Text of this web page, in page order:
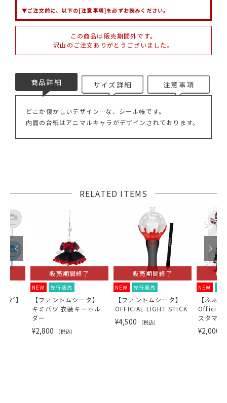
▼ご注文前に、以下の[注意事項]を必ずお読みください。
この商品は販売期間外です。
沢山のご注文ありがとうございました。
商品詳細 サイズ詳細 注意事項
どこか懐かしいデザイン…な、シール帳です。
内面の台紙はアニマルキャラがデザインされております。
RELATED ITEMS
ど】
販売期間終了
NEW 先行販売
【ファントムシータ】
キミバツ 衣装キーホル
ダー
¥2,800 （税込）
販売期間終了
NEW 先行販売
【ファントムシータ】
OFFICIAL LIGHT STICK
¥4,500 （税込）
販
NEW
【ふぁ
Official
スタマ
ンドセッ
¥2,000